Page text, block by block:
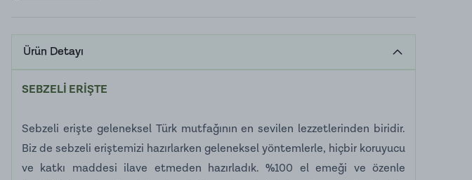
Ürün Detayı
SEBZELİ ERİŞTE
Sebzeli erişte geleneksel Türk mutfağının en sevilen lezzetlerinden biridir.
Biz de sebzeli eriştemizi hazırlarken geleneksel yöntemlerle, hiçbir koruyucu
ve katkı maddesi ilave etmeden hazırladık. %100 el emeği ve özenle